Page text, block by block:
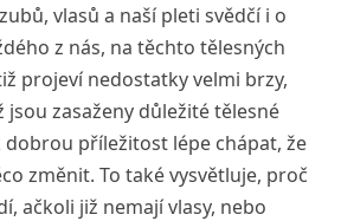
vlasů a naší pleti svědčí i o
z nás, na těchto tělesných
projeví nedostatky velmi brzy,
jsou zasaženy důležité tělesné
dobrou příležitost lépe chápat, že
změnit. To také vysvětluje, proč
ačkoli již nemají vlasy, nebo